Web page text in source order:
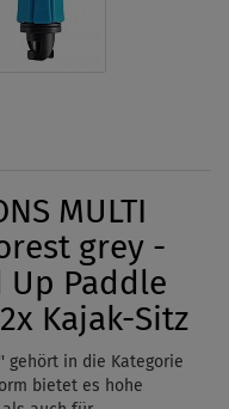
MULTI
grey -
Up Paddle
Kajak-Sitz
gehört in die Kategorie
bietet es hohe